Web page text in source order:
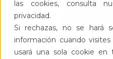
las cookies, consulta
privacidad.
Si rechazas, no se hará
información cuando
usará una sola cookie en